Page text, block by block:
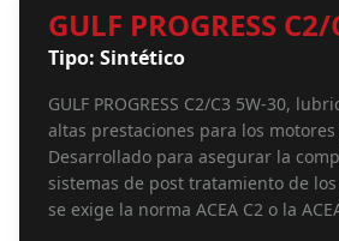
GULF PROGRESS
Tipo: Sintético
GULF PROGRESS C2/C3 5W-30,
altas prestaciones para los
Desarrollado para asegurar la
sistemas de post tratamiento de
se exige la norma ACEA C2 o la